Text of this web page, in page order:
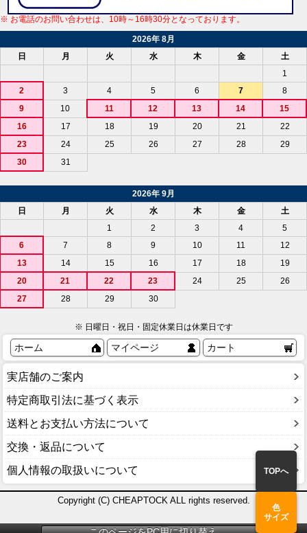
※ お電話のお問い合わせは、10時～16時30分となっております。
2026年 8月
日
月 火 水 木 金
土
1
2
3 4 5 6 7
8
9
10 11 12 13 14
15
16
17 18 19 20 21
22
23
24 25 26 27 28
29
30
31
2026年 9月
日
月 火 水 木 金
土
1
2 3 4
5
6
7 8 9 10 11
12
13
14 15 16 17 18
19
20
21 22 23 24 25
26
27
28 29 30
※ 日曜日・祝日・固定休業日は休業日です
TOPへ
色
サイズ
ホーム マイページ カート
実店舗のご案内
特定商取引法に基づく表示
送料とお支払い方法について
交換・返品について
個人情報の取扱いについて
Copyright (C) CHEAPTOCK ALL rights reserved.